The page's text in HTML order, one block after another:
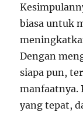
biasa untuk
Dengan
siapa pun,
manfaatnya.
yang tepat,